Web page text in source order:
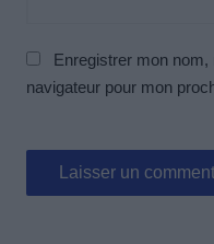
Enregistrer mon
navigateur pour mon